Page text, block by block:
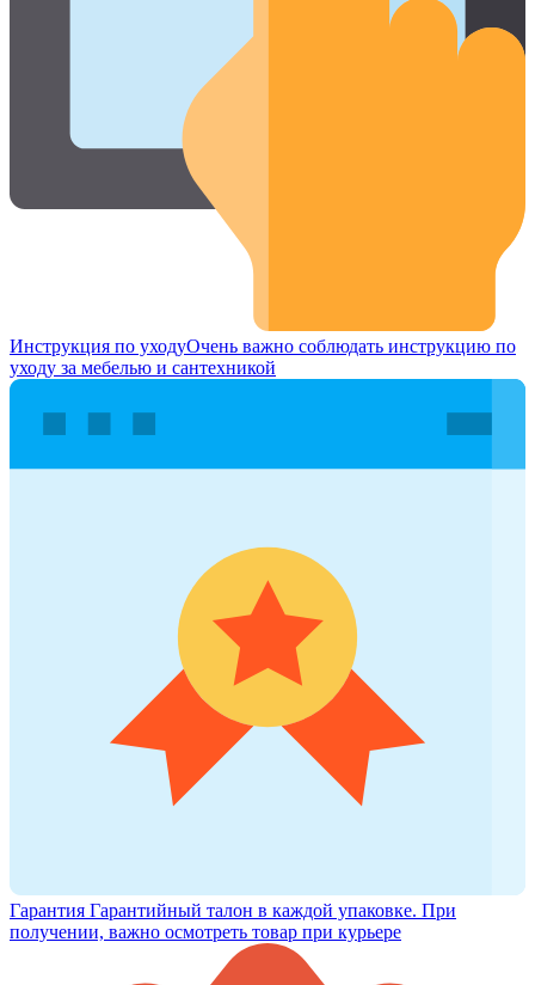
Инструкция по уходуОчень важно соблюдать инструкцию по
уходу за мебелью и сантехникой
Гарантия Гарантийный талон в каждой упаковке. При
получении, важно осмотреть товар при курьере